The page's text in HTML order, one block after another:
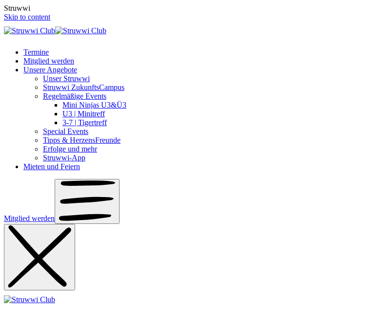
Struwwi
Skip to content
Termine
Mitglied werden
Unsere Angebote
Unser Struwwi
Struwwi ZukunftsCampus
Regelmäßige Events
Mini Ninjas U3&Ü3
U3 | Minitreff
3-7 | Tigertreff
Special Events
Tipps & HerzensFreunde
Erfolge und mehr
Struwwi-App
Mieten und Feiern
Mitglied werden